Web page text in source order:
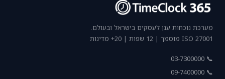
מערכת נוכחות ענן לעסקים בישראל ובעולם.
ISO 27001 מוסמך | 12 שפות | 20+ מדינות
📞 03-7300000
📞 09-7400000